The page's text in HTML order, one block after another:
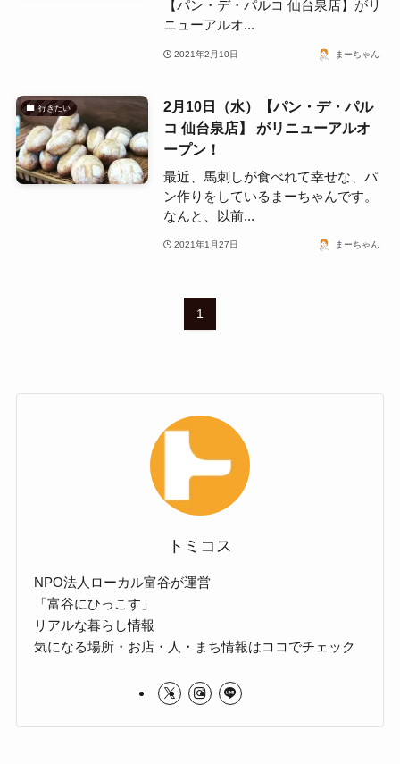
【パン・デ・パルコ 仙台泉店】がリ
ニューアルオ...
2021年2月10日 まーちゃん
行きたい
2月10日（水）【パン・デ・パル
コ 仙台泉店】 がリニューアルオ
ープン！
最近、馬刺しが食べれて幸せな、パ
ン作りをしているまーちゃんです。
なんと、以前...
2021年1月27日 まーちゃん
1
トミコス
NPO法人ローカル富谷が運営
「富谷にひっこす」
リアルな暮らし情報
気になる場所・お店・人・まち情報はココでチェック